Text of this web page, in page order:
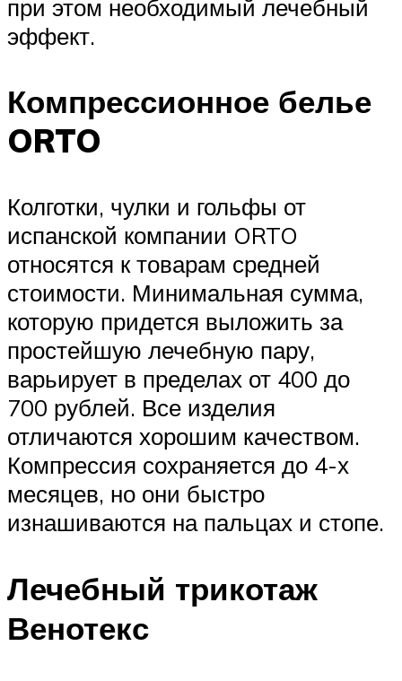
при этом необходимый лечебный
эффект.
Компрессионное белье
ORTO
Колготки, чулки и гольфы от
испанской компании ORTO
относятся к товарам средней
стоимости. Минимальная сумма,
которую придется выложить за
простейшую лечебную пару,
варьирует в пределах от 400 до
700 рублей. Все изделия
отличаются хорошим качеством.
Компрессия сохраняется до 4-х
месяцев, но они быстро
изнашиваются на пальцах и стопе.
Лечебный трикотаж
Венотекс